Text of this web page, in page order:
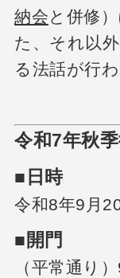
納会と併修
た、それ以
る法話が行
令和7年秋
■日時
令和8年9月
■開門
（平常通り